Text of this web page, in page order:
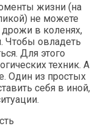
жизни (на
не можете
в коленях,
Чтобы овладеть
Для этого
техник. А
Один из простых
себя в иной,